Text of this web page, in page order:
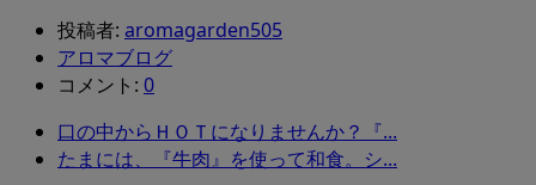
投稿者: aromagarden505
アロマブログ
コメント: 0
口の中からＨＯＴになりませんか？『...
たまには、『牛肉』を使って和食。シ...